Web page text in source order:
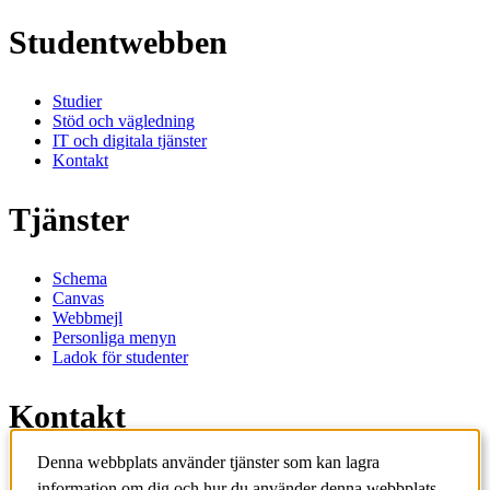
Studentwebben
Studier
Stöd och vägledning
IT och digitala tjänster
Kontakt
Tjänster
Schema
Canvas
Webbmejl
Personliga menyn
Ladok för studenter
Kontakt
Kontakta utbildningsprogram
Denna webbplats använder tjänster som kan lagra